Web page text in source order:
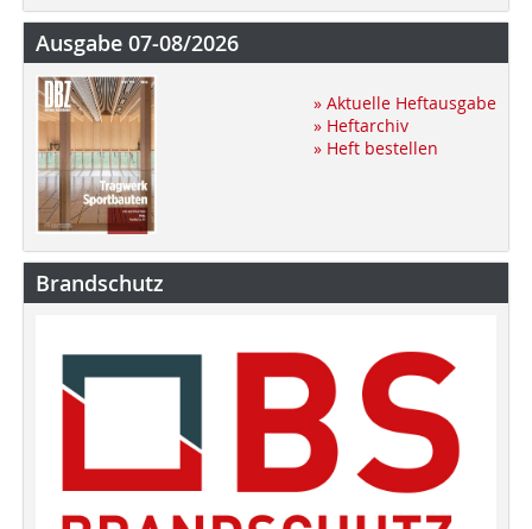
Ausgabe 07-08/2026
» Aktuelle Heftausgabe
» Heftarchiv
» Heft bestellen
Brandschutz